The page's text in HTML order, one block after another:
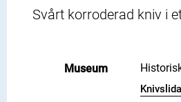
Svårt korroderad kniv i
Museum
Knivslida